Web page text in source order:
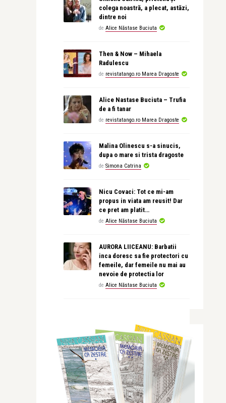
colega noastră, a plecat, astăzi,
dintre noi
de Alice Năstase Buciuta
Then & Now – Mihaela
Radulescu
de revistatango.ro Marea Dragoste
Alice Nastase Buciuta – Trufia
de a fi tanar
de revistatango.ro Marea Dragoste
Malina Olinescu s-a sinucis,
dupa o mare si trista dragoste
de Simona Catrina
Nicu Covaci: Tot ce mi-am
propus in viata am reusit! Dar
ce pret am platit…
de Alice Năstase Buciuta
AURORA LIICEANU: Barbatii
inca doresc sa fie protectori cu
femeile, dar femeile nu mai au
nevoie de protectia lor
de Alice Năstase Buciuta